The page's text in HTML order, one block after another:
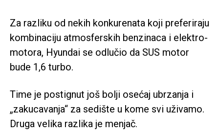
Za razliku od nekih konkurenata koji preferiraju
kombinaciju atmosferskih benzinaca i elektro-
motora, Hyundai se odlučio da SUS motor
bude 1,6 turbo.
Time je postignut još bolji osećaj ubrzanja i
„zakucavanja“ za sedište u kome svi uživamo.
Druga velika razlika je menjač.